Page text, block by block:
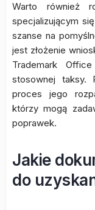
Warto również
specjalizującym
szanse na
jest złożenie
Trademark
stosownej taksy.
proces jego
którzy mogą
poprawek.
Jakie
do